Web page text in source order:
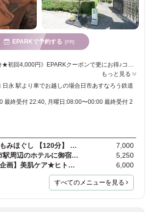
EPARKで予約する [PR]
《全身もみほぐし60分★初回4,000円》EPARKクーポンで更にお得♪コリや疲れを的確に解消します☆ドライヘッドスパやリンパマッサージもご用意有◎【24時まで営業‼】
もっと見る
永 駅より車でお越しの場合日市あすなろう鉄道
最終受付 22:40, 月曜日:08:00〜00:00 最終受付 2
【新規限定】全身もみほぐし 【120分】 10分延長サー…
7,000
【全員OK】四日市駅周辺のホテルに御宿泊の方★ 無料…
5,250
女性【クリスマス企画】美肌ケア★ヒト幹細胞/エクソ…
6,000
すべてのメニューを見る